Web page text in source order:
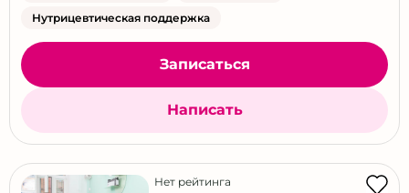
Нутрицевтическая поддержка
Записаться
Написать
Нет рейтинга